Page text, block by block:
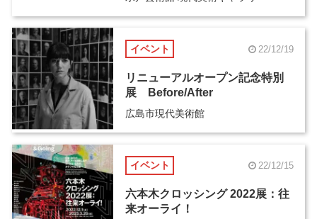
イベント 22/12/19
リニューアルオープン記念特別
展 Before/After
広島市現代美術館
イベント 22/12/15
六本木クロッシング 2022展：往
来オーライ！